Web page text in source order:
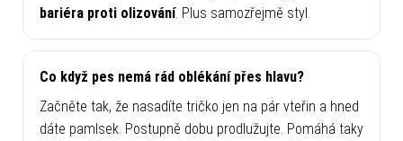
bariéra proti olizování. Plus samozřejmě styl.
Co když pes nemá rád oblékání přes hlavu?
Začněte tak, že nasadíte tričko jen na pár vteřin a hned
dáte pamlsek. Postupně dobu prodlužujte. Pomáhá taky